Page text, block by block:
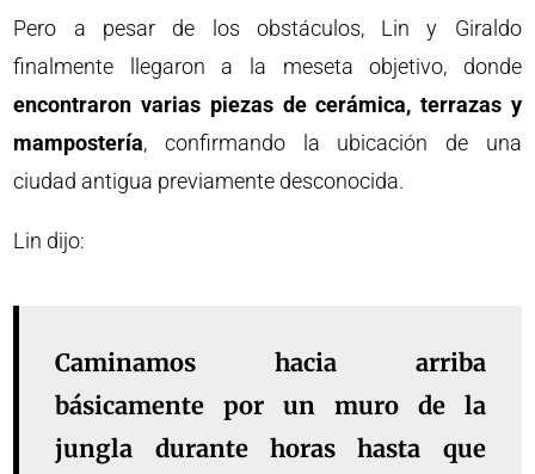
Pero a pesar de los obstáculos, Lin y Giraldo
finalmente llegaron a la meseta objetivo, donde
encontraron varias piezas de cerámica, terrazas y
mampostería, confirmando la ubicación de una
ciudad antigua previamente desconocida.
Lin dijo:
Caminamos hacia arriba
básicamente por un muro de la
jungla durante horas hasta que